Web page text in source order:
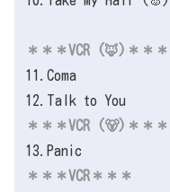
＊＊＊VCR (🦊)＊＊＊
11.Coma
12.Talk to You
＊＊＊VCR (🐻)＊＊＊
13.Panic
＊＊＊VCR＊＊＊